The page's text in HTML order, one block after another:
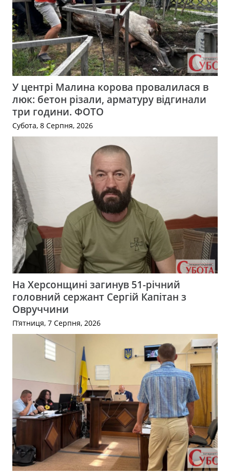
У центрі Малина корова провалилася в
люк: бетон різали, арматуру відгинали
три години. ФОТО
Субота, 8 Серпня, 2026
На Херсонщині загинув 51-річний
головний сержант Сергій Капітан з
Овруччини
П’ятниця, 7 Серпня, 2026